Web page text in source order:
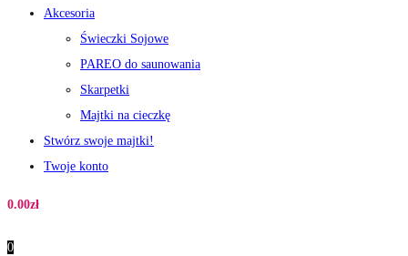
Akcesoria
Świeczki Sojowe
PAREO do saunowania
Skarpetki
Majtki na cieczkę
Stwórz swoje majtki!
Twoje konto
0.00zł
0